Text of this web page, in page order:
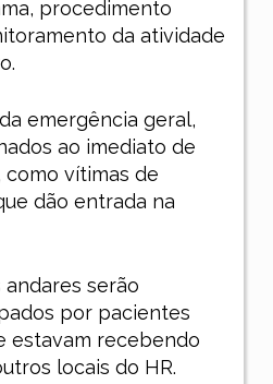
procedimento
da atividade
emergência geral,
ao imediato de
vítimas de
dão entrada na
serão
por pacientes
estavam recebendo
locais do HR.